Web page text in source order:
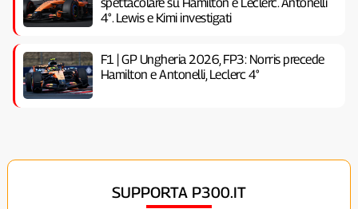
4°. Lewis e Kimi investigati
F1 | GP Ungheria 2026, FP3: Norris precede
Hamilton e Antonelli, Leclerc 4°
SUPPORTA P300.IT